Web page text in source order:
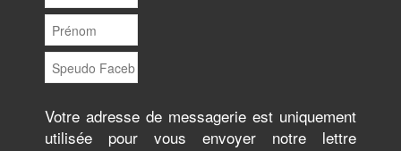
Votre adresse de messagerie est uniquement
utilisée pour vous envoyer notre lettre